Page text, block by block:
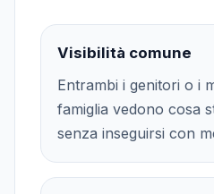
Visibilità comune
Entrambi i genitori o i
famiglia vedono cosa
senza inseguirsi con